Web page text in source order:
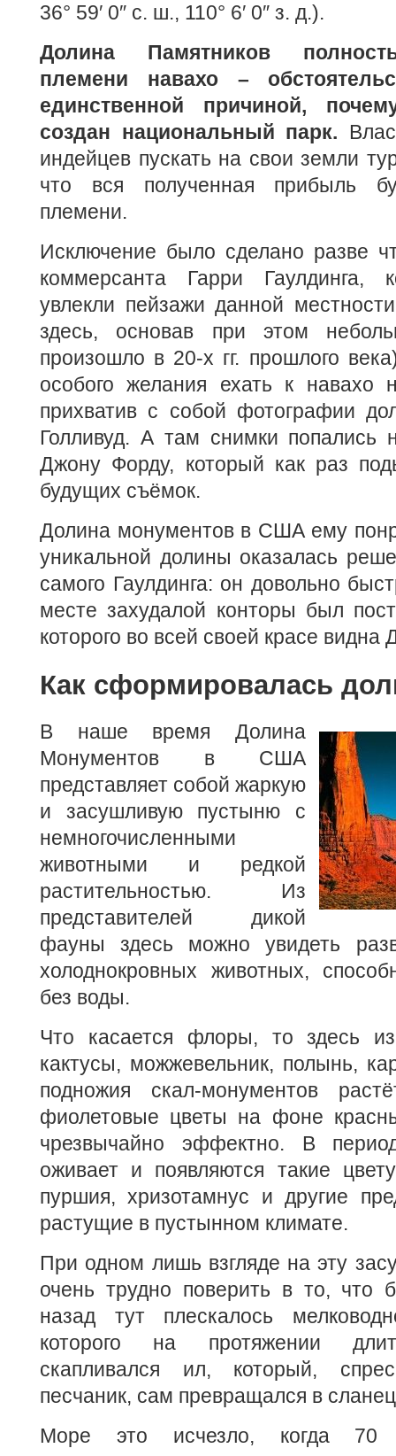
36° 59′ 0″ с. ш., 110° 6′ 0″ з. д.).
Долина Памятников
племени навахо –
единственной причиной,
создан национальный парк.
индейцев пускать на свои земли
что вся полученная прибыль
племени.
Исключение было сделано разве
коммерсанта Гарри Гаулдинга,
увлекли пейзажи данной
здесь, основав при этом
произошло в 20-х гг. прошлого
особого желания ехать к навахо
прихватив с собой фотографии
Голливуд. А там снимки попались
Джону Форду, который как раз
будущих съёмок.
Долина монументов в США ему
уникальной долины оказалась
самого Гаулдинга: он довольно
месте захудалой конторы был
которого во всей своей красе
Как сформировалась
В наше время Долина
Монументов в США
представляет собой жаркую
и засушливую пустыню с
немногочисленными
животными и редкой
растительностью. Из
представителей дикой
фауны здесь можно увидеть
холоднокровных животных,
без воды.
Что касается флоры, то здесь
кактусы, можжевельник, полынь,
подножия скал-монументов
фиолетовые цветы на фоне
чрезвычайно эффектно. В
оживает и появляются такие
пуршия, хризотамнус и другие
растущие в пустынном климате.
При одном лишь взгляде на эту
очень трудно поверить в то, что
назад тут плескалось
которого на протяжении
скапливался ил, который,
песчаник, сам превращался в
Море это исчезло, когда